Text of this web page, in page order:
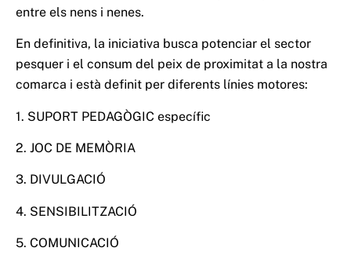
entre els nens i nenes.
En definitiva, la iniciativa busca potenciar el sector
pesquer i el consum del peix de proximitat a la nostra
comarca i està definit per diferents línies motores:
1. SUPORT PEDAGÒGIC específic
2. JOC DE MEMÒRIA
3. DIVULGACIÓ
4. SENSIBILITZACIÓ
5. COMUNICACIÓ